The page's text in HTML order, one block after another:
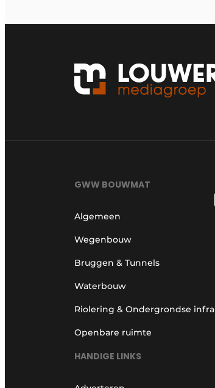
GWW BOUWMAT
Algemeen
Wegenbouw
Bruggen & Tunnels
Waterbouw
Riolering & Ondergrondse infra
Openbare ruimte
HANDIGE LINKS